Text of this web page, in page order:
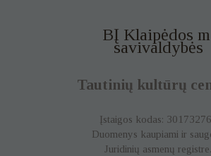
BĮ Klaipėdos
savivaldybės
Tautinių kultūrų
Įstaigos kodas:
Duomenys kaupiami ir
Juridinių asmenų registre.